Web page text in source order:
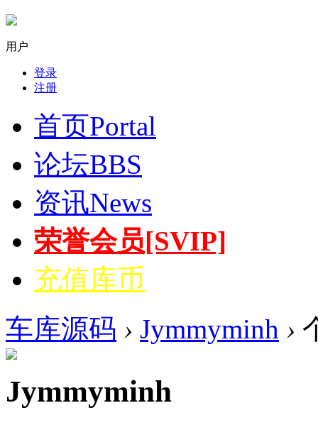
用户
登录
注册
首页Portal
论坛BBS
资讯News
荣誉会员[SVIP]
充值库币
车库源码 › Jymmyminh ›
Jymmyminh